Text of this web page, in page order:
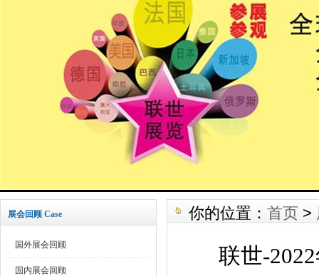
展会回顾 Case
国外展会回顾
国内展会回顾
你的位置： 首页 >
联世-